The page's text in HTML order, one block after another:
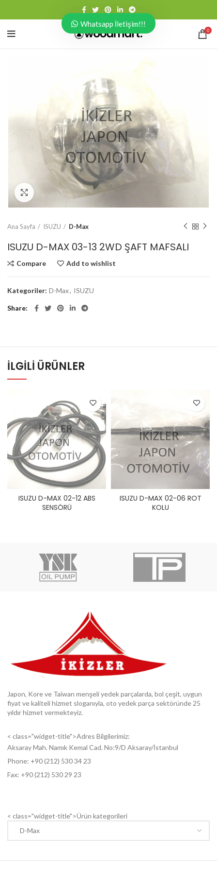
0
Click to enlarge
Ana Sayfa ISUZU D-Max
ISUZU D-MAX 03-13 2WD ŞAFT MAFSALI
Compare Add to wishlist
Kategoriler: D-Max, ISUZU
Share
İLGILI ÜRÜNLER
ISUZU D-MAX 02-12 ABS
SENSÖRÜ
ISUZU D-MAX 02-06 ROT
KOLU
Japon, Kore ve Taiwan menşeli yedek parçalarda, bol çeşit, uygun
fiyat ve kaliteli hizmet sloganıyla, oto yedek parça sektöründe 25
yıldır hizmet vermekteyiz.
< class="widget-title">Adres Bilgilerimiz:
Aksaray Mah. Namık Kemal Cad. No:9/D Aksaray/İstanbul
Phone: +90 (212) 530 34 23
Fax: +90 (212) 530 29 23
< class="widget-title">Ürün kategorileri
Whatsapp İletişim!!!